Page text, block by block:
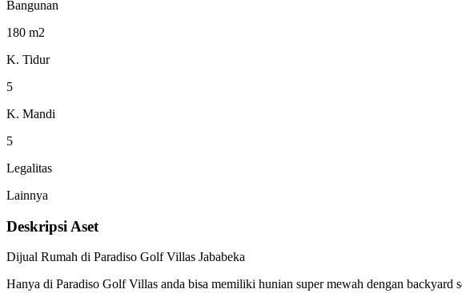
Bangunan
180 m2
K. Tidur
5
K. Mandi
5
Legalitas
Lainnya
Deskripsi Aset
Dijual Rumah di Paradiso Golf Villas Jababeka
Hanya di Paradiso Golf Villas anda bisa memiliki hunian super mewah dengan